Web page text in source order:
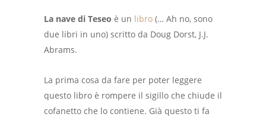
La nave di Teseo è un libro (… Ah no, sono
due libri in uno) scritto da Doug Dorst, J.J.
Abrams.
La prima cosa da fare per poter leggere
questo libro è rompere il sigillo che chiude il
cofanetto che lo contiene. Già questo ti fa